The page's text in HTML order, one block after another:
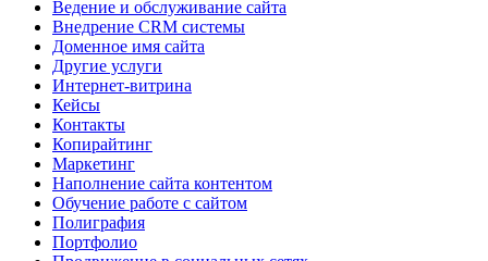
Ведение и обслуживание сайта
Внедрение CRM системы
Доменное имя сайта
Другие услуги
Интернет-витрина
Кейсы
Контакты
Копирайтинг
Маркетинг
Наполнение сайта контентом
Обучение работе с сайтом
Полиграфия
Портфолио